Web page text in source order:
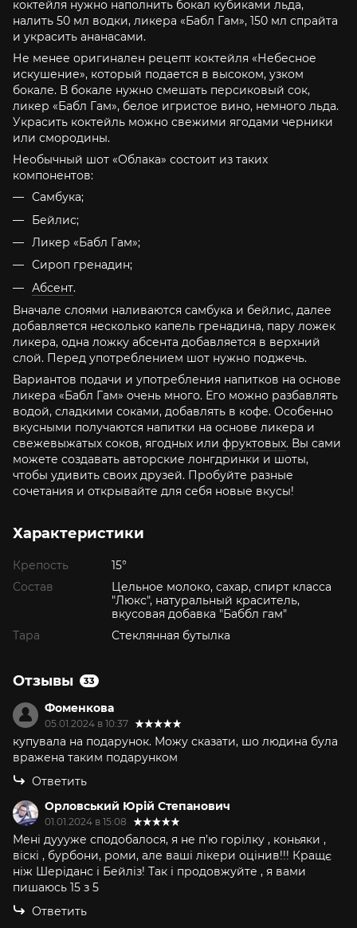
коктейля нужно наполнить бокал кубиками льда,
налить 50 мл водки, ликера «Бабл Гам», 150 мл спрайта
и украсить ананасами.
Не менее оригинален рецепт коктейля «Небесное
искушение», который подается в высоком, узком
бокале. В бокале нужно смешать персиковый сок,
ликер «Бабл Гам», белое игристое вино, немного льда.
Украсить коктейль можно свежими ягодами черники
или смородины.
Необычный шот «Облака» состоит из таких
компонентов:
Самбука;
Бейлис;
Ликер «Бабл Гам»;
Сироп гренадин;
Абсент.
Вначале слоями наливаются самбука и бейлис, далее
добавляется несколько капель гренадина, пару ложек
ликера, одна ложку абсента добавляется в верхний
слой. Перед употреблением шот нужно поджечь.
Вариантов подачи и употребления напитков на основе
ликера «Бабл Гам» очень много. Его можно разбавлять
водой, сладкими соками, добавлять в кофе. Особенно
вкусными получаются напитки на основе ликера и
свежевыжатых соков, ягодных или фруктовых. Вы сами
можете создавать авторские лонгдринки и шоты,
чтобы удивить своих друзей. Пробуйте разные
сочетания и открывайте для себя новые вкусы!
Характеристики
Крепость
15°
Состав
Цельное молоко, сахар, спирт класса
"Люкс", натуральный краситель,
вкусовая добавка "Баббл гам"
Тара
Стеклянная бутылка
Отзывы 33
Фоменкова
05.01.2024 в 10:37
купувала на подарунок. Можу сказати, шо людина була
вражена таким подарунком
Ответить
Орловський Юрій Степанович
01.01.2024 в 15:08
Мені дуууже сподобалося, я не п’ю горілку , коньяки ,
віскі , бурбони, роми, але ваші лікери оцінив!!! Кращє
ніж Шеріданс і Бейліз! Так і продовжуйте , я вами
пишаюсь 15 з 5
Ответить